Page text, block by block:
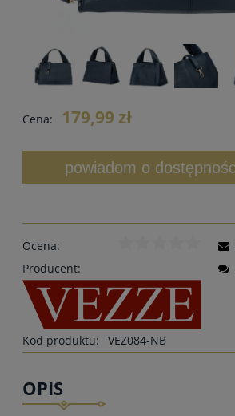
Cena: 179,99 zł
powiadom o
Ocena:
Producent:
Kod produktu: VEZ084-NB
OPIS